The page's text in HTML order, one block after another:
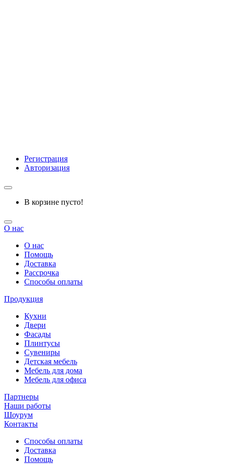
Регистрация
Авторизация
В корзине пусто!
О нас
О нас
Помощь
Доставка
Рассрочка
Способы оплаты
Продукция
Кухни
Двери
Фасады
Плинтусы
Сувениры
Детская мебель
Мебель для дома
Мебель для офиса
Партнеры
Наши работы
Шоурум
Контакты
Способы оплаты
Доставка
Помощь